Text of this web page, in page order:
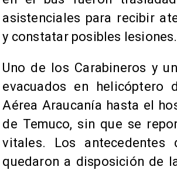
asistenciales para recibir
y constatar posibles lesiones.
​Uno de los Carabineros y
evacuados en helicóptero
Aérea Araucanía hasta el
de Temuco, sin que se
vitales. Los antecedentes
quedaron a disposición de